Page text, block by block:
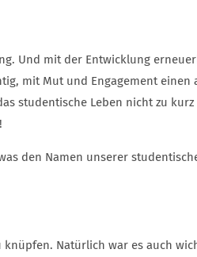
Und mit der Entwicklung
mit Mut und Engagement einen
studentische Leben nicht zu
den Namen unserer
Natürlich war es auch